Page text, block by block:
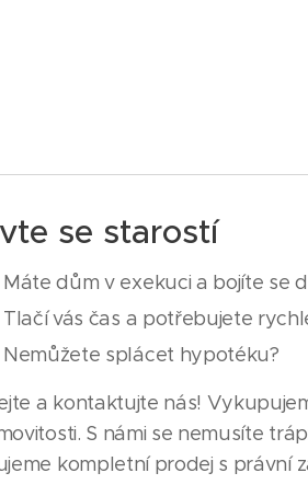
se starostí
Máte dům v exekuci a bojíte se
Tlačí vás čas a potřebujete
Nemůžete splácet hypotéku?
a kontaktujte nás!
S námi se nemusíte
kompletní prodej s právní